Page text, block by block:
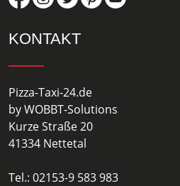
KONTAKT
Pizza-Taxi-24.de
by WOBBT-Solutions
Kurze Straße 20
41334 Nettetal
Tel.: 02153-9 583 983